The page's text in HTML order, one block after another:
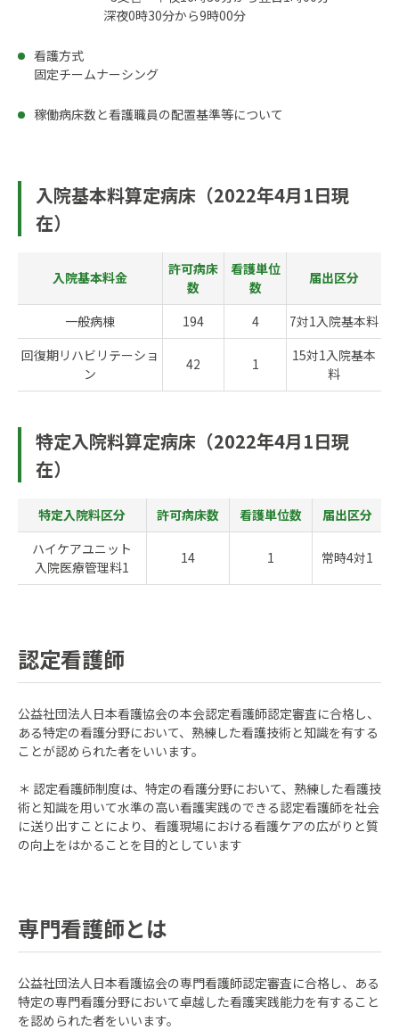
深夜0時30分から9時00分
看護方式
固定チームナーシング
稼働病床数と看護職員の配置基準等について
入院基本料算定病床（2022年4月1日現
在）
入院基本料金
許可病床
数
看護単位
数
届出区分
一般病棟 194 4
7対1入院基本料
回復期リハビリテーショ
ン
42 1
15対1入院基本
料
特定入院料算定病床（2022年4月1日現
在）
特定入院料区分 許可病床数 看護単位数
届出区分
ハイケアユニット
入院医療管理料1
14 1 常時4対1
認定看護師
公益社団法人日本看護協会の本会認定看護師認定審査に合格し、
ある特定の看護分野において、熟練した看護技術と知識を有する
ことが認められた者をいいます。
＊ 認定看護師制度は、特定の看護分野において、熟練した看護技
術と知識を用いて水準の高い看護実践のできる認定看護師を社会
に送り出すことにより、看護現場における看護ケアの広がりと質
の向上をはかることを目的としています
専門看護師とは
公益社団法人日本看護協会の専門看護師認定審査に合格し、ある
特定の専門看護分野において卓越した看護実践能力を有すること
を認められた者をいいます。